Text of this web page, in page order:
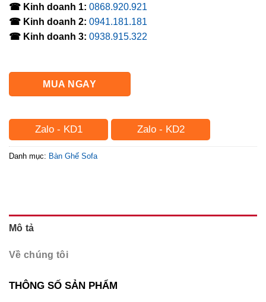
☎ Kinh doanh 1: 0868.920.921
☎ Kinh doanh 2: 0941.181.181
☎ Kinh doanh 3: 0938.915.322
MUA NGAY
Zalo - KD1 Zalo - KD2
Danh mục: Bàn Ghế Sofa
Mô tả
Về chúng tôi
THÔNG SỐ SẢN PHẨM